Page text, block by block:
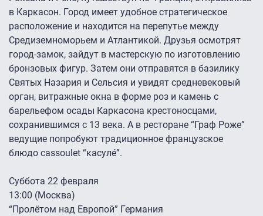
в Каркасон. Город имеет удобное стратегическое
расположение и находится на перепутье между
Средиземноморьем и Атлантикой. Друзья осмотрят
город-замок, зайдут в мастерскую по изготовлению
бронзовых фигур. Затем они отправятся в базилику
Святых Назария и Сельсия и увидят средневековый
орган, витражные окна в форме роз и камень с
барельефом осады Каркасона крестоносцами,
сохранившимся с 13 века. А в ресторане “Граф Роже”
ведущие попробуют традиционное французское
блюдо cassoulet “касулé”.
Суббота 22 февраля
13:00 (Москва)
“Пролётом над Европой” Германия